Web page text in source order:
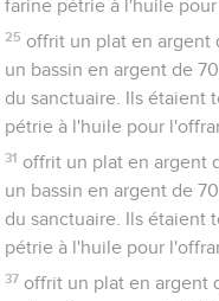
farine pétrie à l'huile pour
25 offrit un plat en argent
un bassin en argent de
du sanctuaire. Ils étaient
pétrie à l'huile pour
31 offrit un plat en argent
un bassin en argent de
du sanctuaire. Ils étaient
pétrie à l'huile pour
37 offrit un plat en argent